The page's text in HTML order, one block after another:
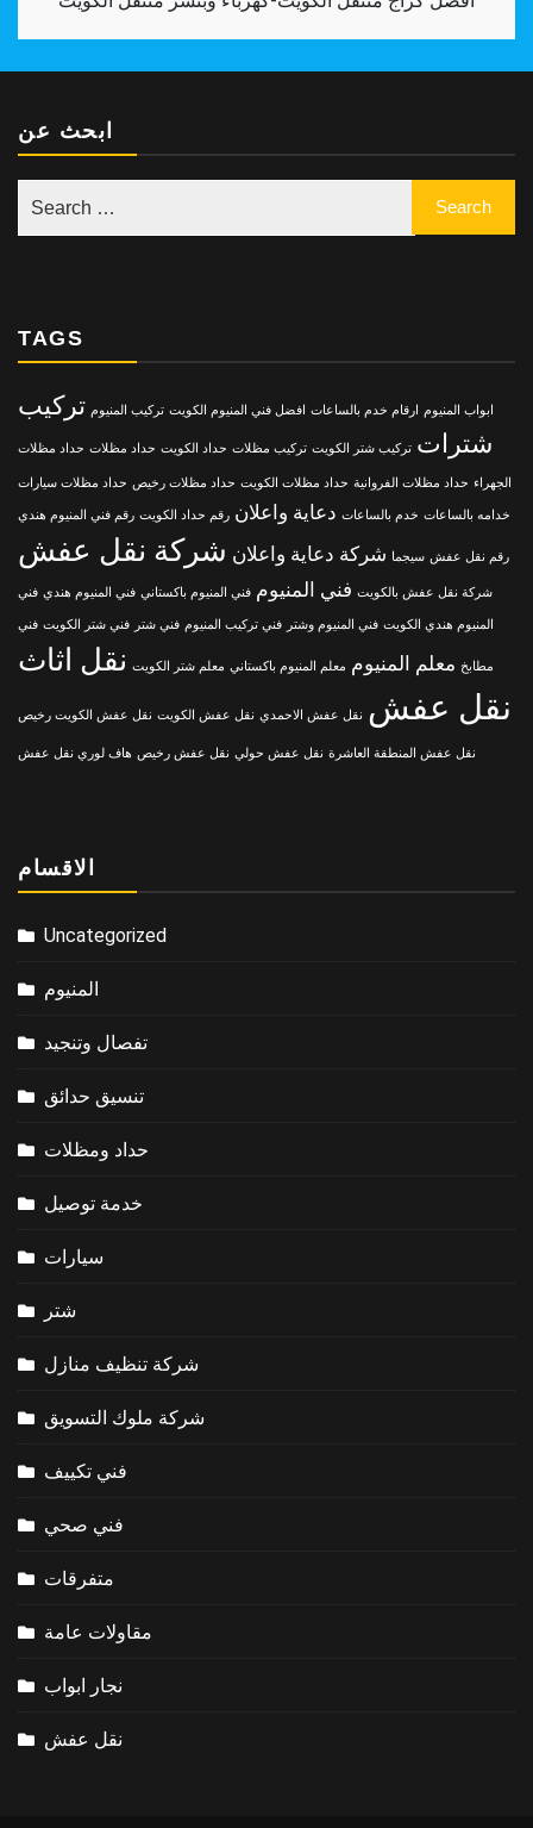
ابحث عن
TAGS
ابواب المنيوم ارقام خدم بالساعات افضل فني المنيوم الكويت تركيب المنيوم تركيب
شترات تركيب شتر الكويت تركيب مظلات حداد الكويت حداد مظلات حداد مظلات
الجهراء حداد مظلات الفروانية حداد مظلات الكويت حداد مظلات رخيص حداد مظلات سيارات
خدامه بالساعات خدم بالساعات دعاية واعلان رقم حداد الكويت رقم فني المنيوم هندي
رقم نقل عفش سيجما شركة دعاية واعلان شركة نقل عفش
شركة نقل عفش بالكويت فني المنيوم فني المنيوم باكستاني فني المنيوم هندي فني
المنيوم هندي الكويت فني المنيوم وشتر فني تركيب المنيوم فني شتر فني شتر الكويت فني
مطابخ معلم المنيوم معلم المنيوم باكستاني معلم شتر الكويت نقل اثاث
نقل عفش نقل عفش الاحمدي نقل عفش الكويت نقل عفش الكويت رخيص
نقل عفش المنطقة العاشرة نقل عفش حولي نقل عفش رخيص هاف لوري نقل عفش
الاقسام
Uncategorized
المنيوم
تفصال وتنجيد
تنسيق حدائق
حداد ومظلات
خدمة توصيل
سيارات
شتر
شركة تنظيف منازل
شركة ملوك التسويق
فني تكييف
فني صحي
متفرقات
مقاولات عامة
نجار ابواب
نقل عفش